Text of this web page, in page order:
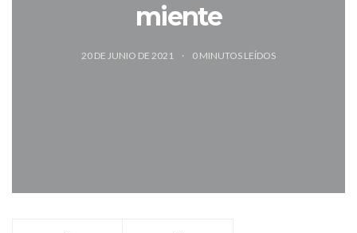
miente
20 DE JUNIO DE 2021 0 MINUTOS LEÍDOS